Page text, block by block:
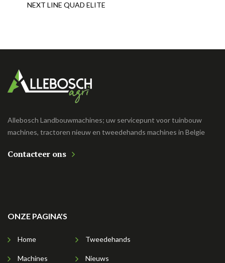
NEXT LINE QUAD ELITE
Allebosch Landbouwmachines; uw servicepunt voor tuinbouw
machines, tractoren nieuw en tweedehands machines in Belgie
Contacteer ons
ONZE PAGINA'S
Home
Machines
Tweedehands
Nieuws